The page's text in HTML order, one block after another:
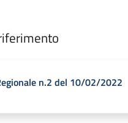
n.2 del 10/02/2022